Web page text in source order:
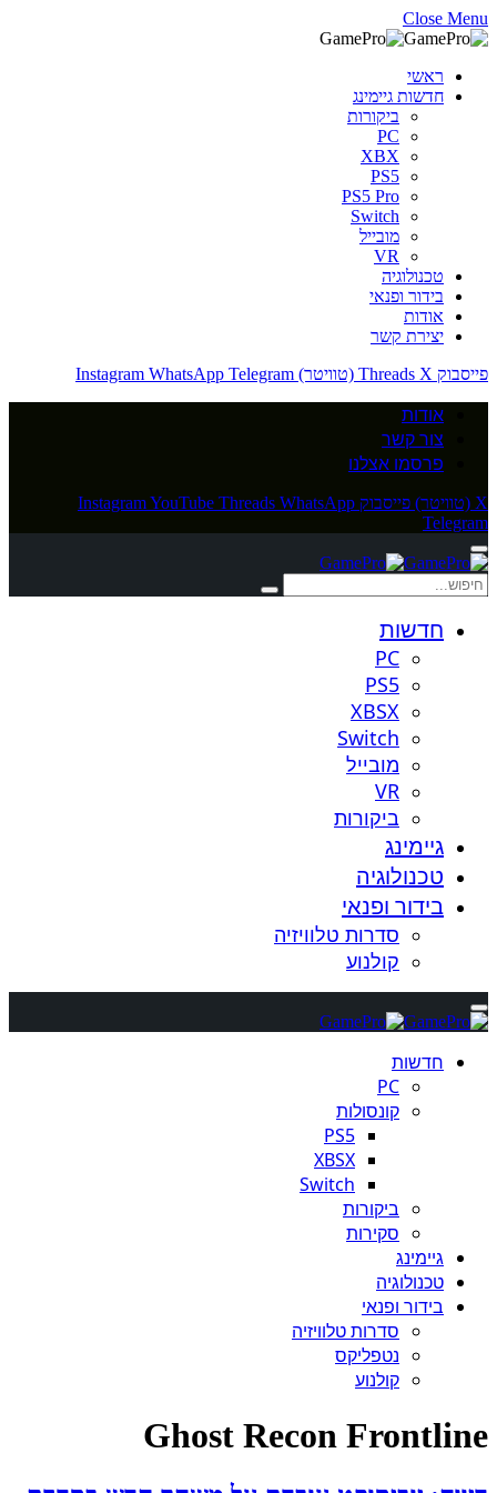
Close Menu
ראשי
חדשות גיימינג
ביקורות
PC
XBX
PS5
PS5 Pro
Switch
מובייל
VR
טכנולוגיה
בידור ופנאי
אודות
יצירת קשר
פייסבוק
Threads X (טוויטר) Instagram WhatsApp Telegram
אודות
צור קשר
פרסמו אצלנו
X (טוויטר) פייסבוק InstagramYouTube Threads WhatsApp
Telegram
חדשות
PC
PS5
XBSX
Switch
מובייל
VR
ביקורות
גיימינג
טכנולוגיה
בידור ופנאי
סדרות טלוויזיה
קולנוע
חדשות
PC
קונסולות
PS5
XBSX
Switch
ביקורות
סקירות
גיימינג
טכנולוגיה
בידור ופנאי
סדרות טלוויזיה
נטפליקס
קולנוע
Ghost Recon Frontline